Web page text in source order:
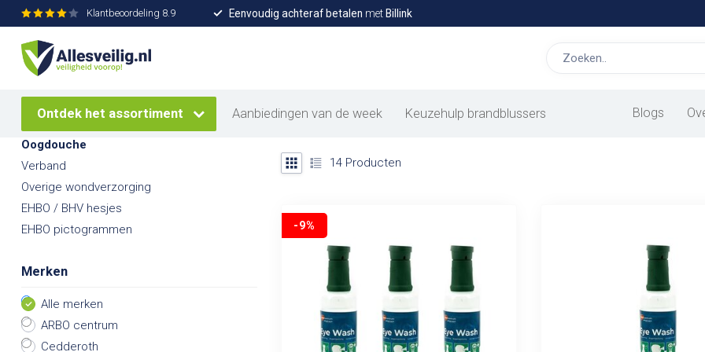
Klantbeoordeling 8.9 Eenvoudig achteraf betalen metBillink
Ontdek het assortiment Aanbiedingen van de week Keuzehulp brandblussers Blogs
Home / EHBO & BHV / Oogdouche
Categorieën
EHBO & BHV
Oogdouche
Verband
Overige wondverzorging
EHBO / BHV hesjes
EHBO pictogrammen
Merken
Alle merken
ARBO centrum
Cedderoth
Oogdouche kopen bij Allesveilig.nl
voordelig een oogdouche!
14 Producten
-9%